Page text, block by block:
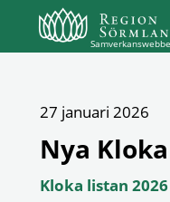
27 januari 2026
Nya
Kloka listan 2026